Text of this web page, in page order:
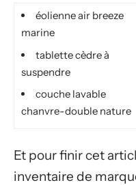
éolienne air breeze
marine
tablette cèdre à
suspendre
couche lavable
chanvre-double nature
Et pour finir cet
inventaire de